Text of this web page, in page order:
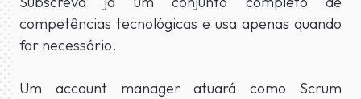
competências tecnológicas e usa apenas quando
for necessário.
Um account manager atuará como Scrum